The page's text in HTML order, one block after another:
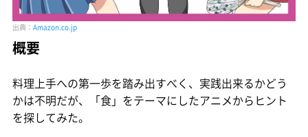
出典： Amazon.co.jp
概要
料理上手への第一歩を踏み出すべく、実践出来るかどう
かは不明だが、「食」をテーマにしたアニメからヒント
を探してみた。